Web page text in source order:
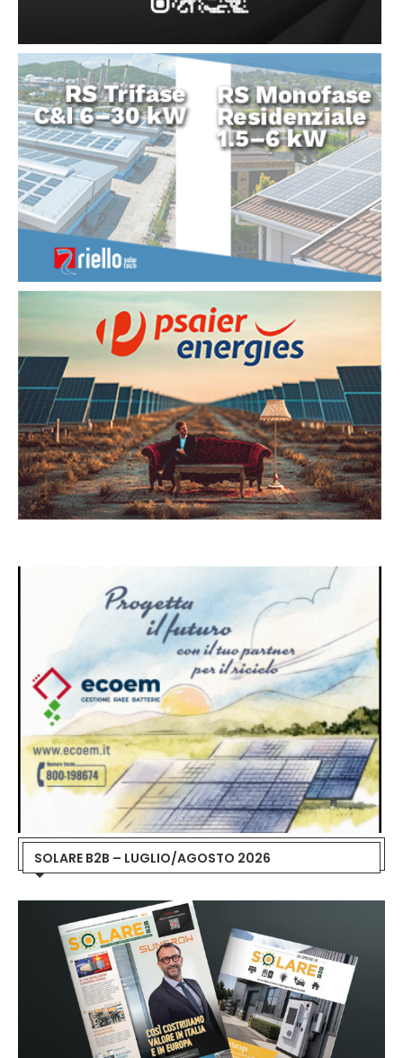
SOLARE B2B – LUGLIO/AGOSTO 2026